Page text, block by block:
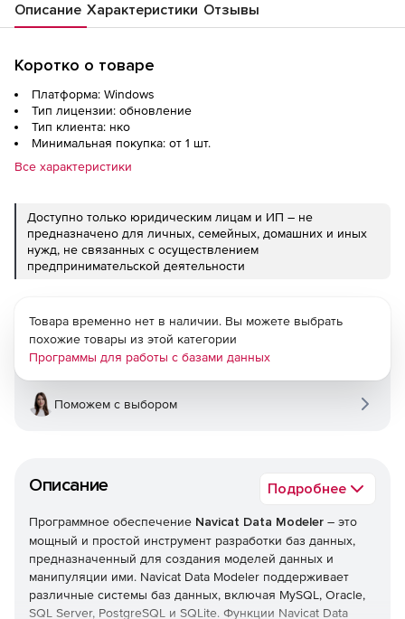
Описание Характеристики Отзывы
Коротко о товаре
Платформа: Windows
Тип лицензии: обновление
Тип клиента: нко
Минимальная покупка: от 1 шт.
Все характеристики
Доступно только юридическим лицам и ИП – не
предназначено для личных, семейных, домашних и иных
нужд, не связанных с осуществлением
предпринимательской деятельности
Описание Подробнее
Программное обеспечение Navicat Data Modeler – это
мощный и простой инструмент разработки баз данных,
предназначенный для создания моделей данных и
манипуляции ими. Navicat Data Modeler поддерживает
различные системы баз данных, включая MySQL, Oracle,
SQL Server, PostgreSQL и SQLite. Функции Navicat Data
Товара временно нет в наличии. Вы можете выбрать
похожие товары из этой категории
Программы для работы с базами данных
Поможем с выбором